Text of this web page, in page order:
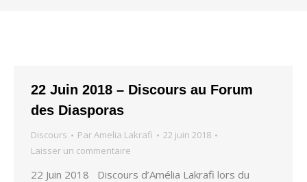
22 Juin 2018 – Discours au Forum
des Diasporas
Discours ParAmelia Lakrafi
22 juin 2018
Laisser un commentaire
22 Juin 2018 Discours d’Amélia Lakrafi lors du